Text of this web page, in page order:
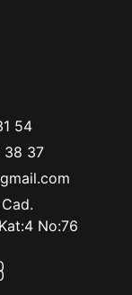
54
38 37
No:76